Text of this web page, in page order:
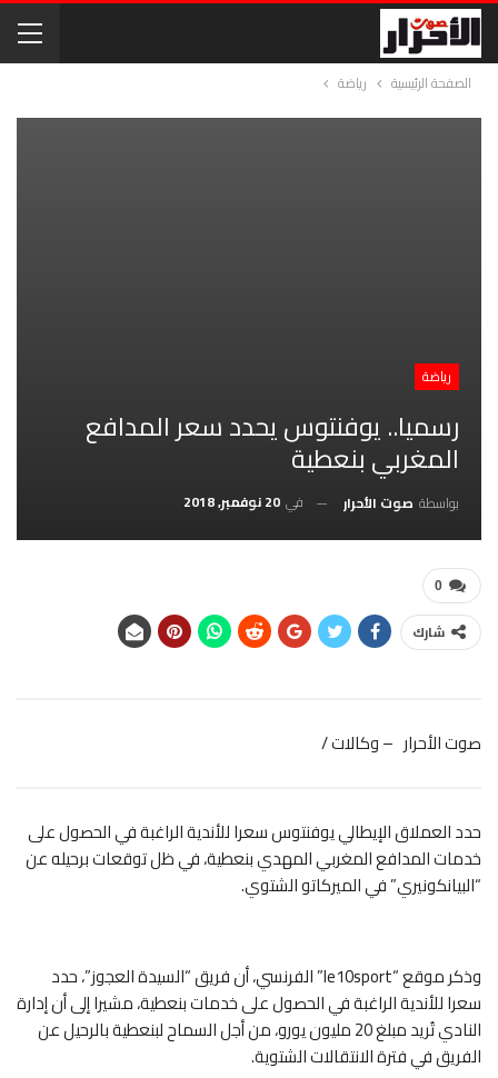
الصفحة الرئيسية رياضة
رياضة
رسميا.. يوفنتوس يحدد سعر المدافع
المغربي بنعطية
بواسطة صوت الأحرار في 20 نوفمبر, 2018
0
شارك
صوت الأحرار – وكالات /
حدد العملاق الإيطالي يوفنتوس سعرا للأندية الراغبة في الحصول على
خدماتالمدافع المغربي المهدي بنعطية، في ظل توقعات برحيله عن
“البيانكونيري” في الميركاتو الشتوي.
وذكر موقع “le10sport” الفرنسي، أن فريق “السيدة العجوز”، حدد
سعرا للأندية الراغبة في الحصول على خدمات بنعطية، مشيرا إلى أن إدارة
النادي تُريد مبلغ 20 مليون يورو، من أجل السماح لبنعطية بالرحيل عن
الفريق في فترة الانتقالات الشتوية.